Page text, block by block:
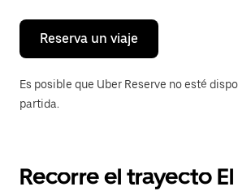
el
calendario.
Reserva un viaje
Es posible que Uber Reserve no esté
partida.
Recorre el trayecto